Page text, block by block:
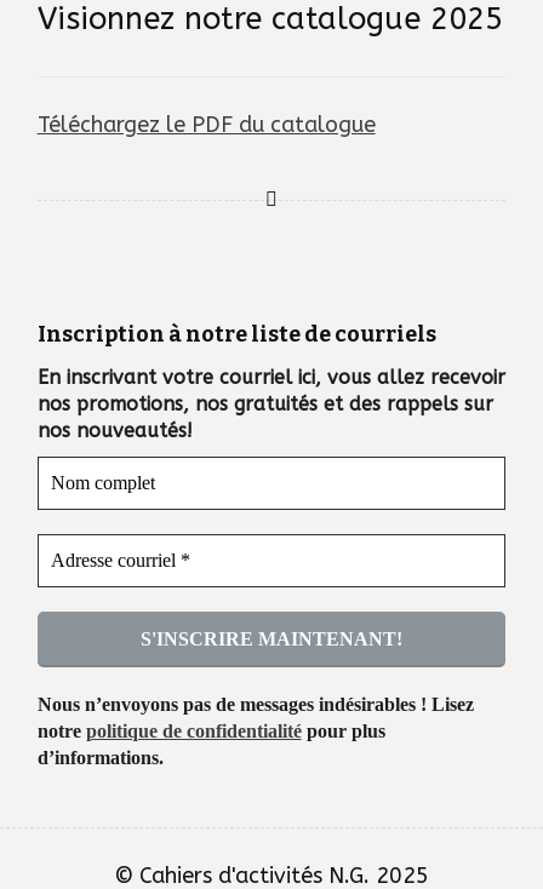
Visionnez notre catalogue 2025
Téléchargez le PDF du catalogue
Inscription à notre liste de courriels
En inscrivant votre courriel ici, vous allez recevoir
nos promotions, nos gratuités et des rappels sur
nos nouveautés!
Nous n’envoyons pas de messages indésirables ! Lisez
notre politique de confidentialitépour plus
d’informations.
© Cahiers d'activités N.G. 2025